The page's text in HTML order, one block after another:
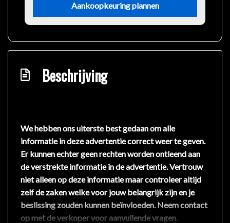
Aankoopkeuring plannen
Beschrijving
We hebben ons uiterste best gedaan om alle
informatie in deze advertentie correct weer te geven.
Er kunnen echter geen rechten worden ontleend aan
de verstrekte informatie in de advertentie. Vertrouw
niet alleen op deze informatie maar controleer altijd
zelf de zaken welke voor jouw belangrijk zijn en je
beslissing zouden kunnen beïnvloeden. Neem contact
op met de verkoper voor aanvullende vragen.